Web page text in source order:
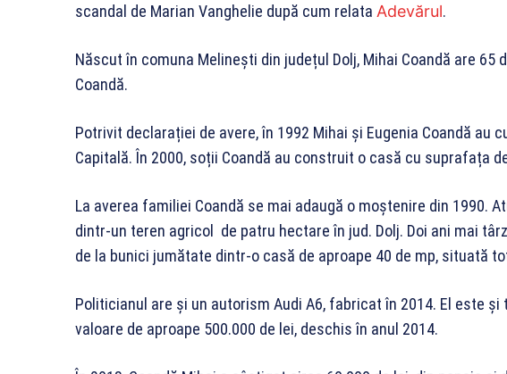
scandal de Marian Vanghelie după cum relata Adevărul.
Născut în comuna Melinești din județul Dolj, Mihai Coandă are 65
Coandă.
Potrivit declarației de avere, în 1992 Mihai și Eugenia Coandă au
Capitală. În 2000, soții Coandă au construit o casă cu suprafața
La averea familiei Coandă se mai adaugă o moștenire din 1990.
dintr-un teren agricol de patru hectare în jud. Dolj. Doi ani mai
de la bunici jumătate dintr-o casă de aproape 40 de mp, situată
Politicianul are și un autorism Audi A6, fabricat în 2014. El este
valoare de aproape 500.000 de lei, deschis în anul 2014.